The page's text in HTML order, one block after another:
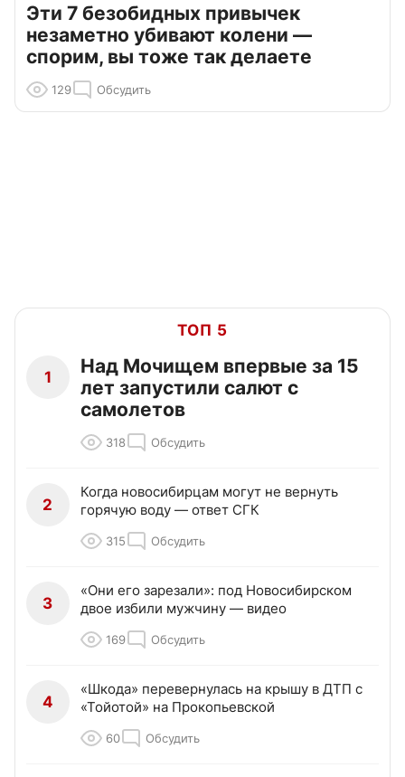
Эти 7 безобидных привычек
незаметно убивают колени —
спорим, вы тоже так делаете
129 Обсудить
ТОП 5
1
Над Мочищем впервые за 15
лет запустили салют с
самолетов
318 Обсудить
2
Когда новосибирцам могут не вернуть
горячую воду — ответ СГК
315 Обсудить
3
«Они его зарезали»: под Новосибирском
двое избили мужчину — видео
169 Обсудить
4
«Шкода» перевернулась на крышу в ДТП с
«Тойотой» на Прокопьевской
60 Обсудить